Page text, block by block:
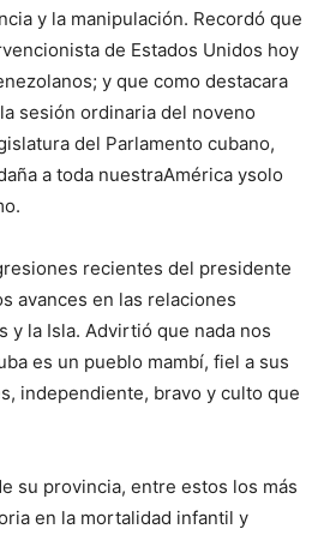
y la manipulación. Recordó que
de Estados Unidos hoy
y que como destacara
sesión ordinaria del noveno
del Parlamento cubano,
a toda nuestraAmérica ysolo
recientes del presidente
avances en las relaciones
y la Isla. Advirtió que nada nos
es un pueblo mambí, fiel a sus
independiente, bravo y culto que
su provincia, entre estos los más
en la mortalidad infantil y